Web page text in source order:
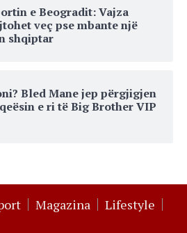
e Beogradit: Vajza
veç pse mbante një
shqiptar
Bled Mane jep përgjigjen
e ri të Big Brother VIP
Magazina Lifestyle